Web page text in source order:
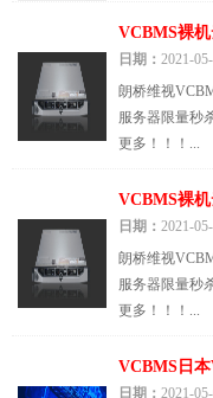
VCBMS裸
日期： 2021-
朗桥维视
服务器限量秒
更多！！！...
VCBMS裸
日期： 2021-
朗桥维视
服务器限量秒
更多！！！...
VCBMS日
日期： 2021-